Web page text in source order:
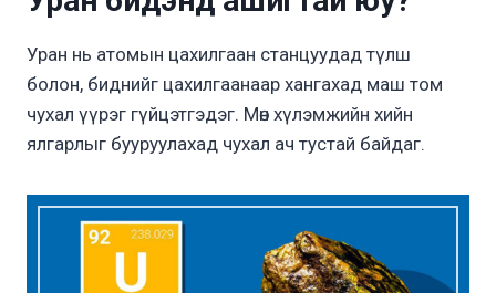
Уран нь атомын цахилгаан станцуудад түлш
болон, биднийг цахилгаанаар хангахад маш том
чухал үүрэг гүйцэтгэдэг. Мөн хүлэмжийн хийн
ялгарлыг бууруулахад чухал ач тустай байдаг.